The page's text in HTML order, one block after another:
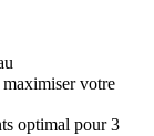
votre
optimal pour 3